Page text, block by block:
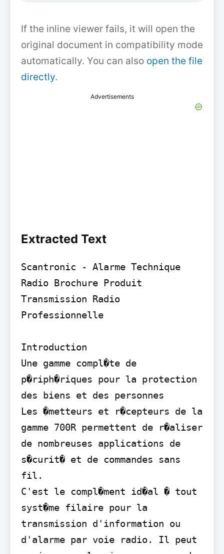
If the inline viewer fails, it will open the
original document in compatibility mode
automatically. You can also open the file
directly.
Advertisements
Extracted Text
Scantronic - Alarme Technique
Radio Brochure Produit
Transmission Radio
Professionnelle
Introduction
Une gamme compl�te de
p�riph�riques pour la protection
des biens et des personnes
Les �metteurs et r�cepteurs de la
gamme 700R permettent de r�aliser
de nombreuses applications de
s�curit� et de commandes sans
fil.
C'est le compl�ment id�al � tout
syst�me filaire pour la
transmission d'information ou
d'alarme par voie radio. Il peut